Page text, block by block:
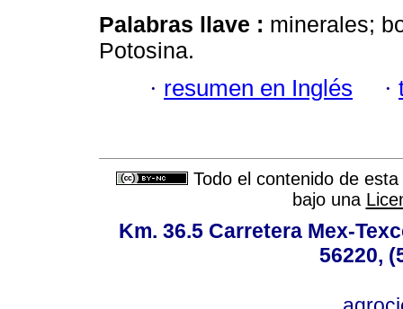
Palabras llave : minerales;
Potosina.
· resumen en Inglés ·
Todo el contenido de
bajo una
Km. 36.5 Carretera Mex-
56220,